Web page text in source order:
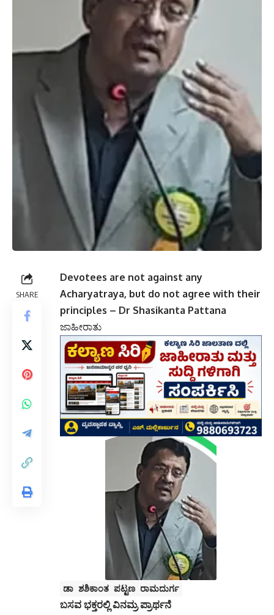
SHARE
Devotees are not against any
Acharyatraya, but do not agree with their
principles – Dr Shasikanta Pattana
ಜಾಹೀರಾತು
ಡಾ ಶಶಿಕಾಂತ ಪಟ್ಟಣ ರಾಮದುರ್ಗ
ಬಸವ ಭಕ್ತರಲ್ಲಿ ವಿನಮ್ರ ಪ್ರಾರ್ಥನೆ